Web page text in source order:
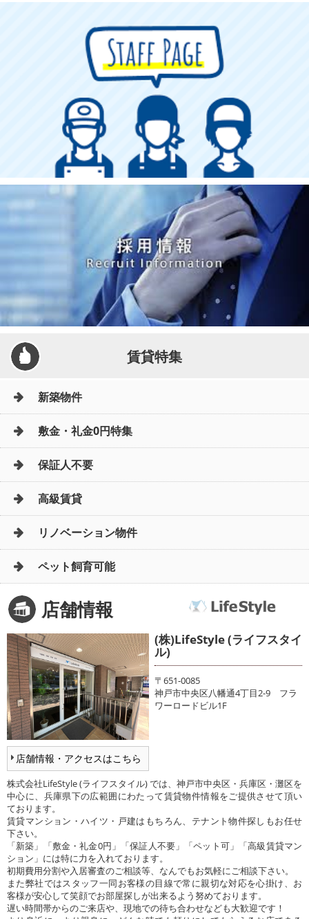
賃貸特集
新築物件
敷金・礼金0円特集
保証人不要
高級賃貸
リノベーション物件
ペット飼育可能
店舗情報
店舗情報・アクセスはこちら
(株)LifeStyle (ライフスタイ
ル)
〒651-0085
神戸市中央区八幡通4丁目2-9 フラ
ワーロードビル1F
株式会社LifeStyle (ライフスタイル) では、神戸市中央区・兵庫区・灘区を
中心に、兵庫県下の広範囲にわたって賃貸物件情報をご提供させて頂い
ております。
賃貸マンション・ハイツ・戸建はもちろん、テナント物件探しもお任せ
下さい。
「新築」「敷金・礼金0円」「保証人不要」「ペット可」「高級賃貸マン
ション」には特に力を入れております。
初期費用分割や入居審査のご相談等、なんでもお気軽にご相談下さい。
また弊社ではスタッフ一同お客様の目線で常に親切な対応を心掛け、お
客様が安心して笑顔でお部屋探しが出来るよう努めております。
遅い時間帯からのご来店や、現地での待ち合わせなども大歓迎です！